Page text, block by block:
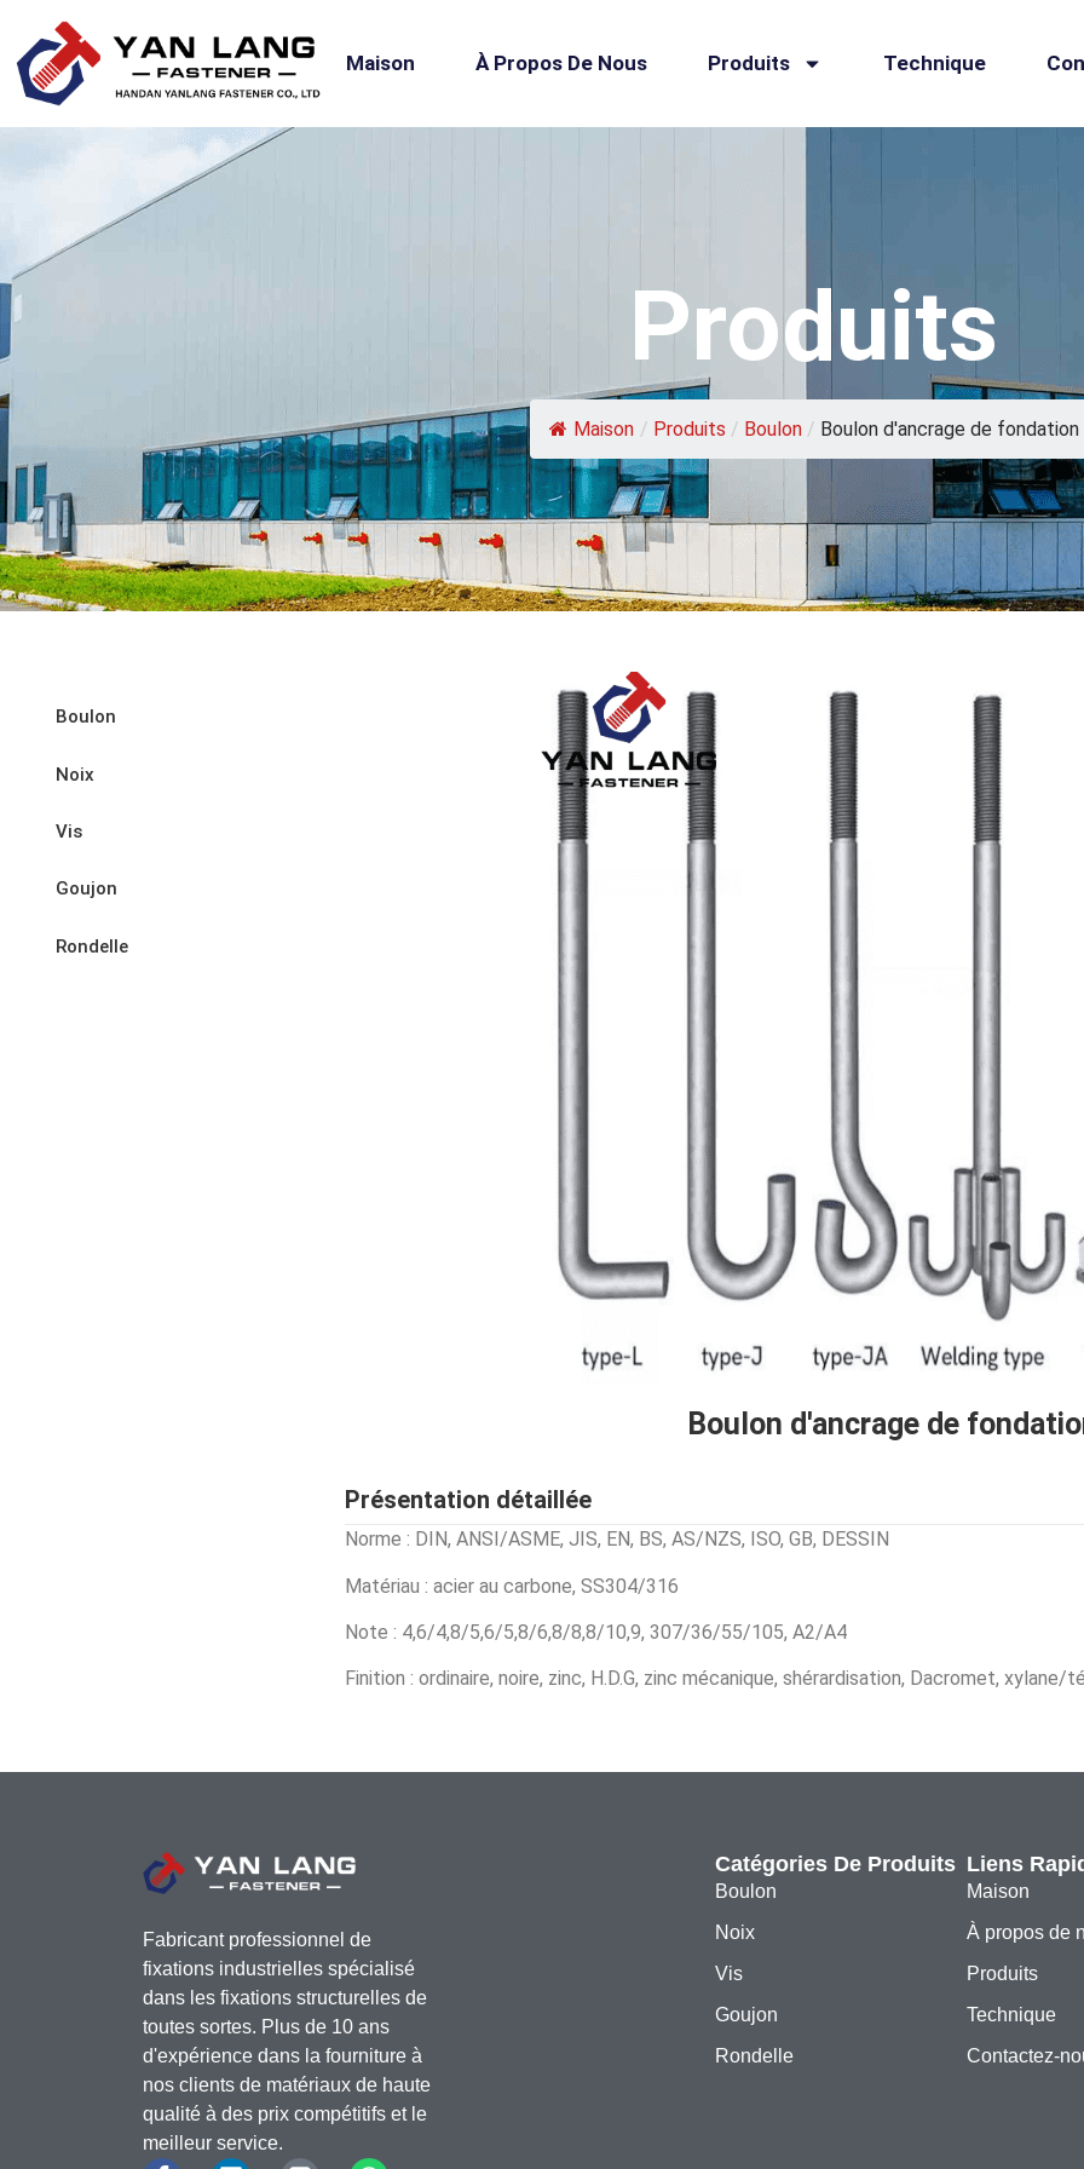
Maison À Propos De Nous Produits Technique
Produits
Maison / Produits / Boulon / Boulon d'ancrage de fondation
Boulon
Noix
Vis
Goujon
Rondelle
Boulon d'ancrage de
Présentation détaillée
Norme : DIN, ANSI/ASME, JIS, EN, BS, AS/NZS, ISO, GB, DESSIN
Matériau : acier au carbone, SS304/316
Note : 4,6/4,8/5,6/5,8/6,8/8,8/10,9, 307/36/55/105, A2/A4
Finition : ordinaire, noire, zinc, H.D.G, zinc mécanique, shérardisation, Dacromet, xylane/
Fabricant professionnel de
fixations industrielles spécialisé
dans les fixations structurelles de
toutes sortes. Plus de 10 ans
d'expérience dans la fourniture à
nos clients de matériaux de haute
qualité à des prix compétitifs et le
meilleur service.
Catégories De Produits
Boulon
Noix
Vis
Goujon
Rondelle
Liens
Maison
À propos de
Produits
Technique
Contactez-